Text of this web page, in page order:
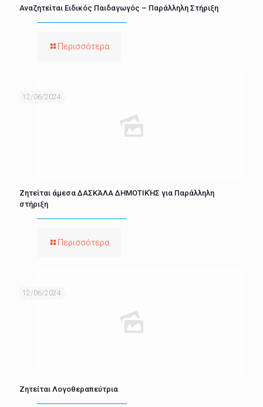
Αναζητείται Ειδικός Παιδαγωγός – Παράλληλη Στήριξη
Περισσότερα
12/06/2024
Ζητείται άμεσα ΔΑΣΚΆΛΑ ΔΗΜΟΤΙΚΉΣ για Παράλληλη
στήριξη
Περισσότερα
12/06/2024
Ζητείται Λογοθεραπεύτρια